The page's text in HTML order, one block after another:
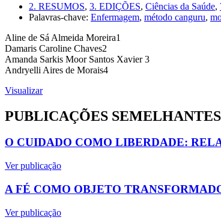
2. RESUMOS, 3. EDIÇÕES, Ciências da Saúde,
Palavras-chave: Enfermagem, método canguru,
Aline de Sá Almeida Moreira1
Damaris Caroline Chaves2
Amanda Sarkis Moor Santos Xavier 3
Andryelli Aires de Morais4
Visualizar
PUBLICAÇÕES SEMELHANTES
O CUIDADO COMO LIBERDADE:
Ver publicação
A FÉ COMO OBJETO
Ver publicação